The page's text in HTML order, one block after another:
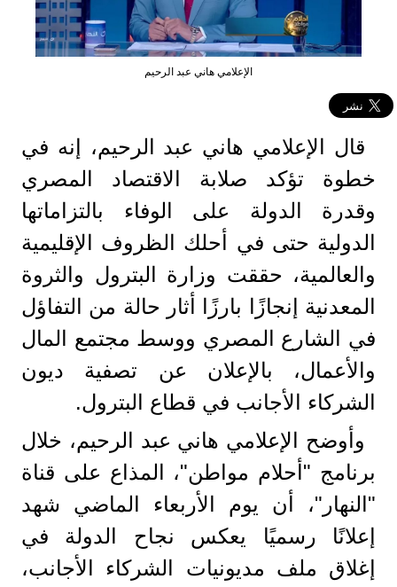
الإعلامي هاني عبد الرحيم
قال الإعلامي هاني عبد الرحيم، إنه في
خطوة تؤكد صلابة الاقتصاد المصري
وقدرة الدولة على الوفاء بالتزاماتها
الدولية حتى في أحلك الظروف الإقليمية
والعالمية، حققت وزارة البترول والثروة
المعدنية إنجازًا بارزًا أثار حالة من التفاؤل
في الشارع المصري ووسط مجتمع المال
والأعمال، بالإعلان عن تصفية ديون
الشركاء الأجانب في قطاع البترول.
​وأوضح الإعلامي هاني عبد الرحيم، خلال
برنامج "أحلام مواطن"، المذاع على قناة
"النهار"، أن يوم الأربعاء الماضي شهد
إعلانًا رسميًا يعكس نجاح الدولة في
إغلاق ملف مديونيات الشركاء الأجانب،